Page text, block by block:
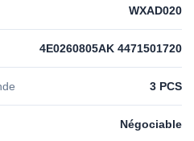
WXAD020
4E0260805AK 4471501720
3 PCS
Négociable